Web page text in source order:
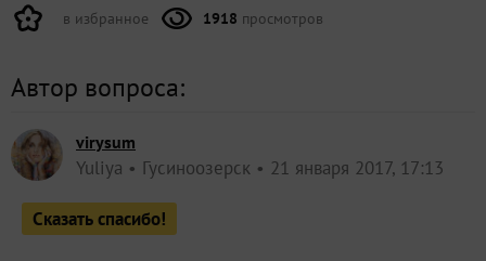
в избранное 1918 просмотров
Автор вопроса:
virysum
Yuliya Гусиноозерск 21 января 2017, 17:13
Сказать спасибо!